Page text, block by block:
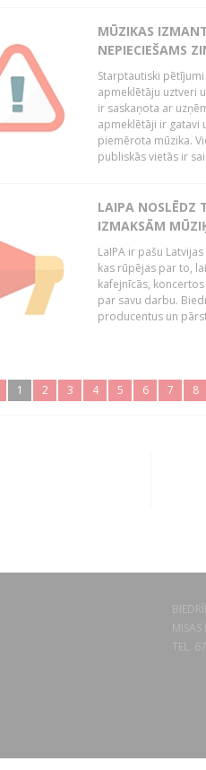
MŪZIKAS
NEPIECIEŠAMS
Starptautiski
apmeklētāju uztveri
ir saskaņota ar
apmeklētāji ir gatavi
piemērota mūzika.
publiskās vietās ir
LAIPA NOSLĒDZ
IZMAKSĀM
LaIPA ir pašu
kas rūpējas par to,
kafejnīcās,
par savu darbu.
producentus un
1 2 3 4 5 6 7 8
TEL.